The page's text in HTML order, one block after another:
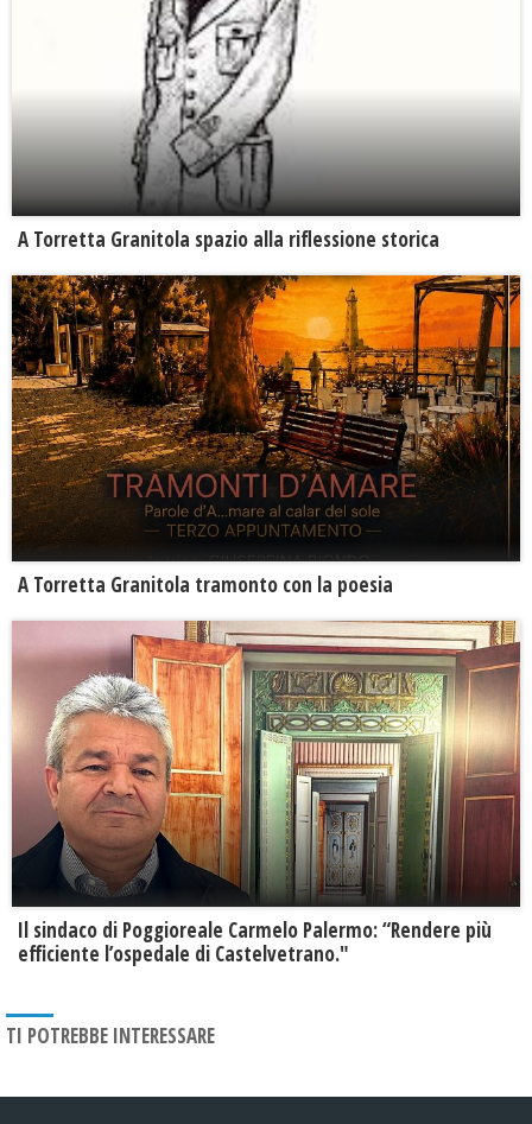
​A Torretta Granitola spazio alla riflessione storica
​A Torretta Granitola tramonto con la poesia
Il sindaco di Poggioreale Carmelo Palermo: “Rendere più
efficiente l’ospedale di Castelvetrano."
TI POTREBBE INTERESSARE